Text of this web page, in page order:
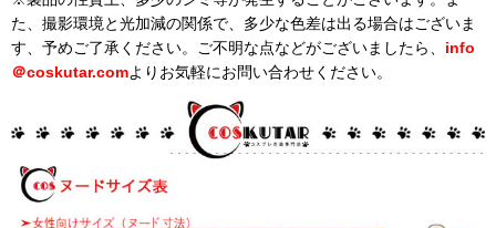
た、撮影環境と光加減の関係で、多少な色差は出る場合はございま
す、予めご了承ください。ご不明な点などがございましたら、 info
＠coskutar.comよりお気軽にお問い合わせください。